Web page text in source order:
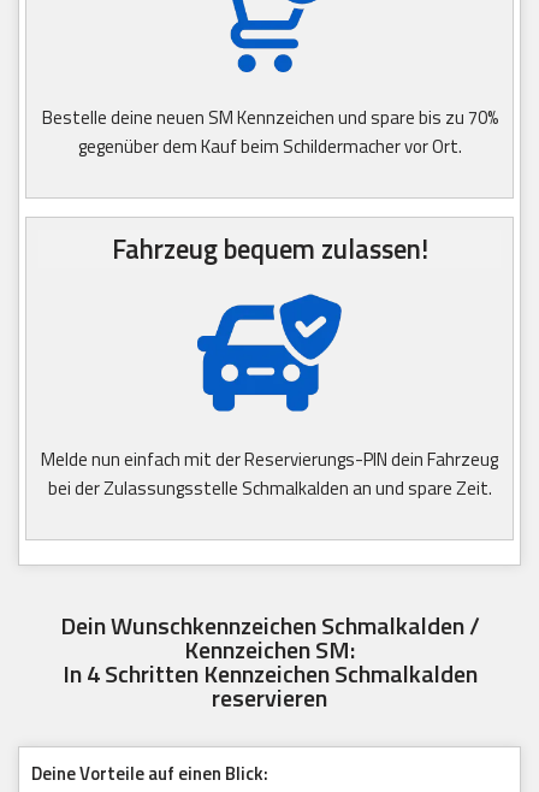
Bestelle deine neuen SM Kennzeichen und spare bis zu 70%
gegenüber dem Kauf beim Schildermacher vor Ort.
Fahrzeug bequem zulassen!
Melde nun einfach mit der Reservierungs-PIN dein Fahrzeug
bei der Zulassungsstelle Schmalkalden an und spare Zeit.
Dein Wunschkennzeichen Schmalkalden /
Kennzeichen SM:
In 4 Schritten Kennzeichen Schmalkalden
reservieren
Deine Vorteile auf einen Blick: